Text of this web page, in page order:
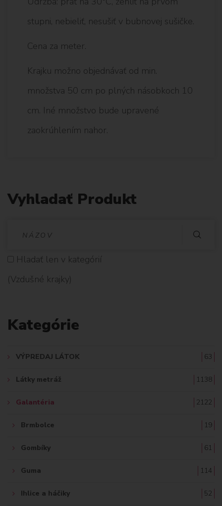
stupni, nebieliť, nesušiť v bubnovej sušičke.
Cena za meter.
Krajku možno objednávať od min.
množstva 50 cm po plných násobkoch 10
cm. Iné množstvo bude upravené
zaokrúhlením nahor.
Vyhladať Produkt
D
Hladať len v kategórií
(Vzdušné krajky)
Kategórie
VÝPREDAJ LÁTOK 63
Látky metráž 1138
Galantéria 2122
Brmbolce 19
Gombíky 61
Guma 114
Ihlice a háčiky 52